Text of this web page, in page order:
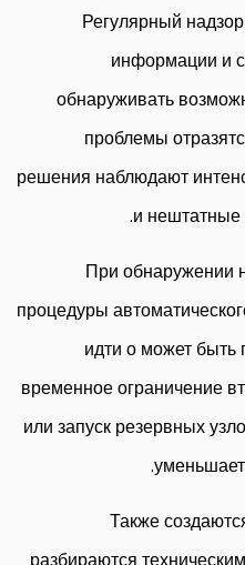
Регулярный
информации и
обнаруживать
проблемы
решения наблюдают
и нештатные
При обнаружении
процедуры
идти о может быть
временное ограничение
или запуск резервных
Также
разбираются